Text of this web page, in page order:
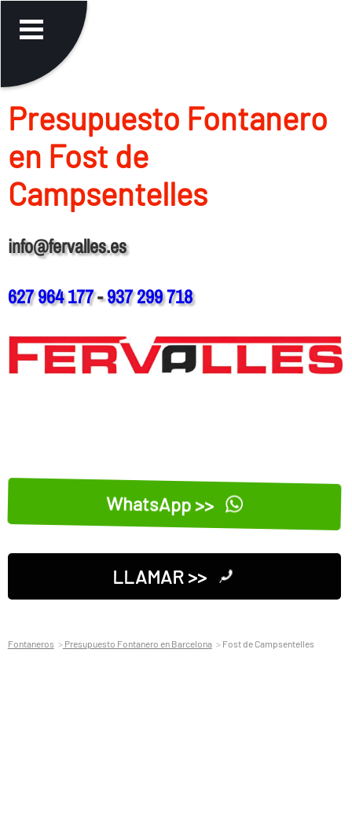
Presupuesto Fontanero
en Fost de
Campsentelles
info@fervalles.es
627 964 177-937 299 718
WhatsApp >>
LLAMAR >>
Fontaneros Presupuesto Fontanero en Barcelona Fost de Campsentelles